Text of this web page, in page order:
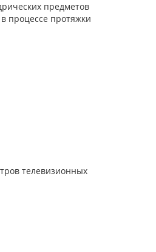
предметов
процессе протяжки
телевизионных